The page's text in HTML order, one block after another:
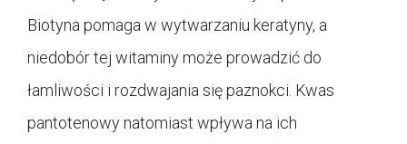
Biotyna pomaga w wytwarzaniu keratyny, a
niedobór tej witaminy może prowadzić do
łamliwości i rozdwajania się paznokci. Kwas
pantotenowy natomiast wpływa na ich